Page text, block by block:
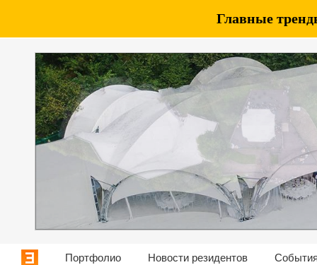
Главные
Портфолио Новости резидентов